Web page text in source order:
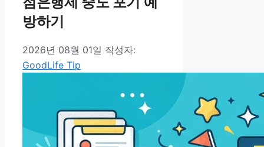
방하기
2026년 08월 01일 작성자:
GoodLife Tip